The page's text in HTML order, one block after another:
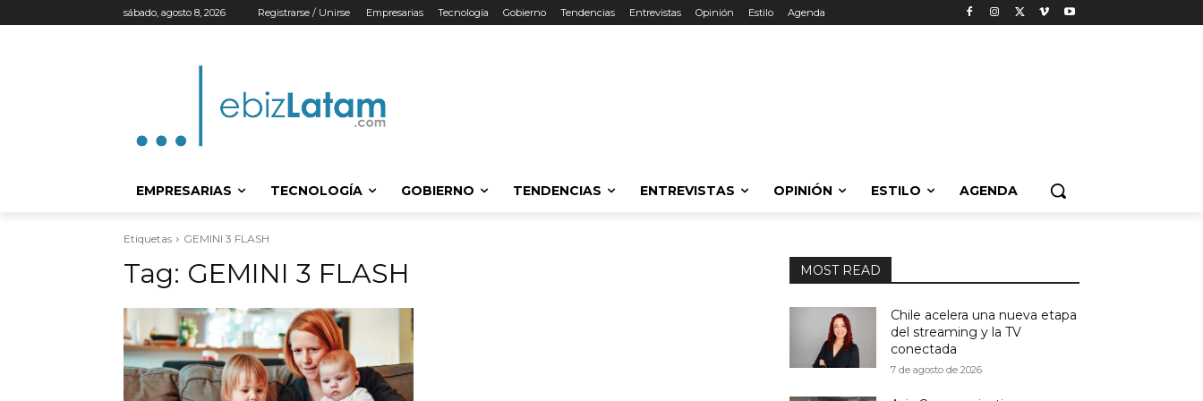
sábado, agosto 8, 2026 Registrarse / Unirse Empresarias Tecnología Gobierno Tendencias Entrevistas Opinión Estilo Agenda
EMPRESARIAS TECNOLOGÍA GOBIERNO TENDENCIAS ENTREVISTAS OPINIÓN ESTILO AGENDA
Etiquetas GEMINI 3 FLASH
Tag: GEMINI 3 FLASH MOST READ
Chile acelera una nueva etapa
del streaming y la TV
conectada
7 de agosto de 2026